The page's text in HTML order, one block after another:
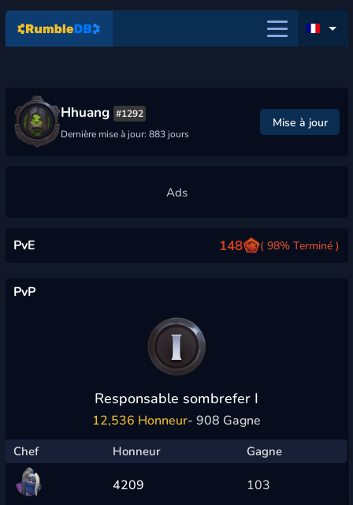
Hhuang #1292
Dernière mise à jour: 883 jours
Mise à jour
PvE 148 ( 98% Terminé )
PvP
Responsable sombrefer I
12,536 Honneur- 908 Gagne
Chef Honneur Gagne
4209 103